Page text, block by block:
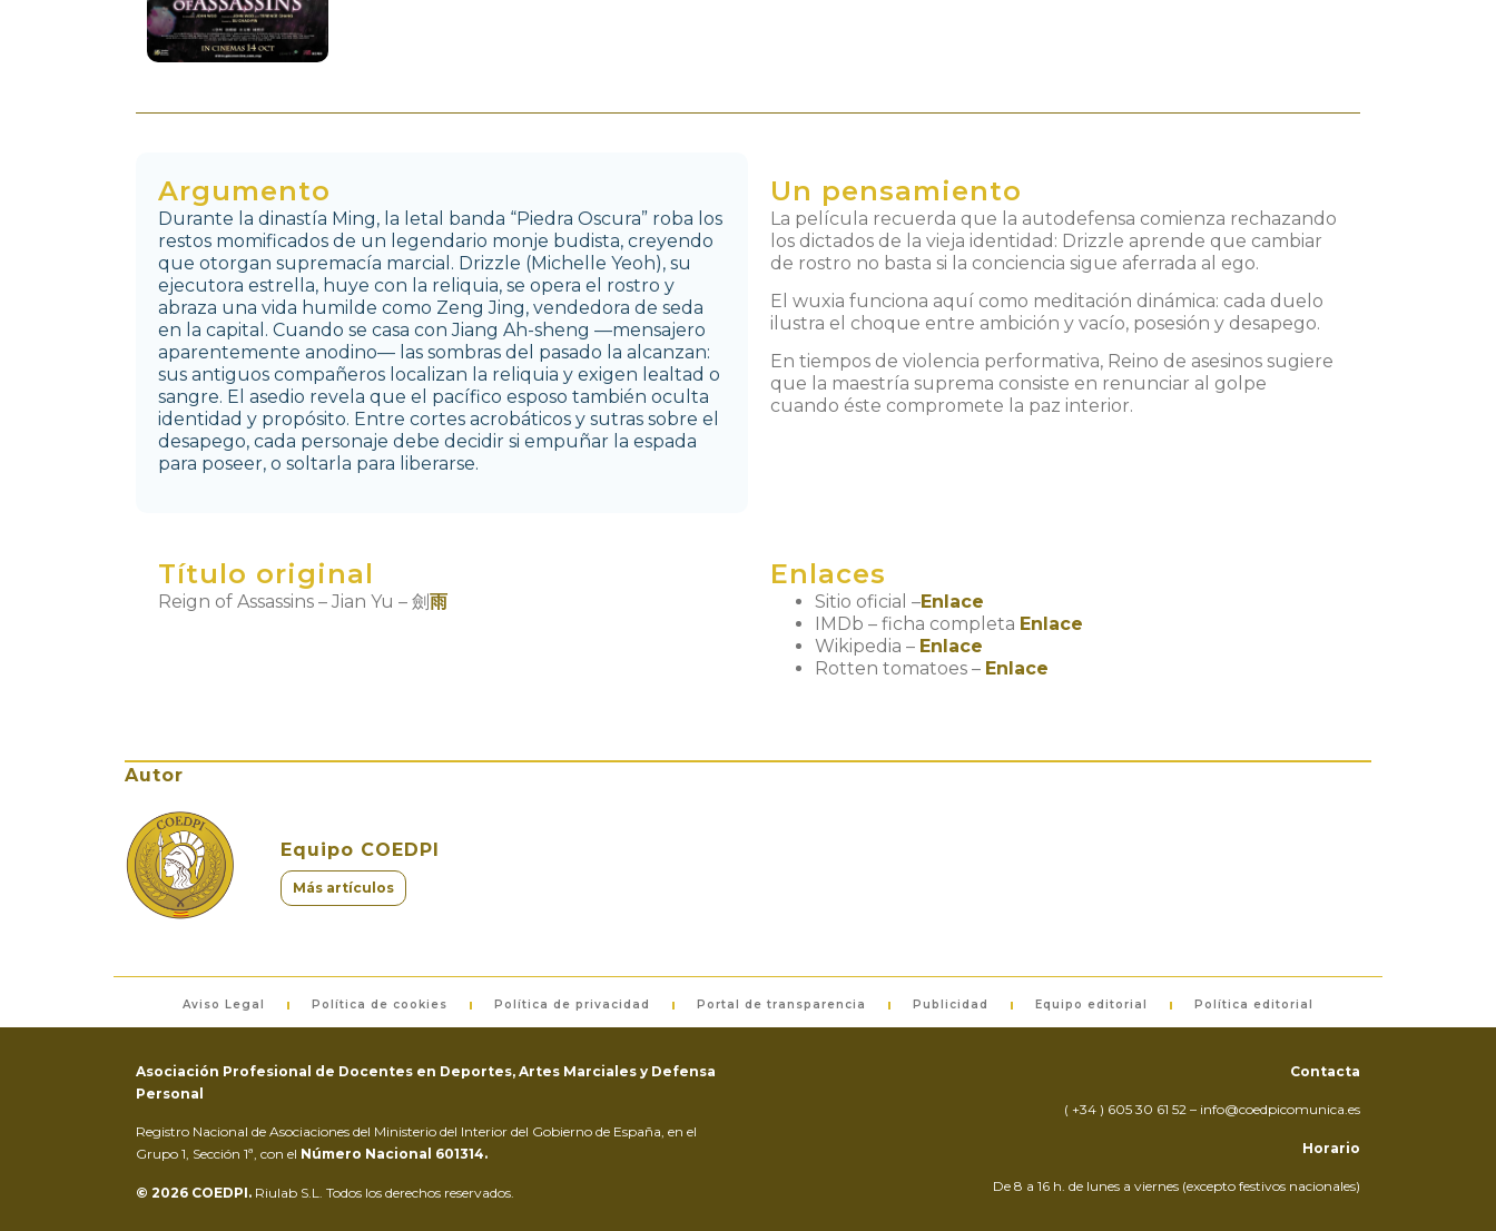
Argumento
Durante la dinastía Ming, la letal banda “Piedra Oscura” roba los
restos momificados de un legendario monje budista, creyendo
que otorgan supremacía marcial. Drizzle (Michelle Yeoh), su
ejecutora estrella, huye con la reliquia, se opera el rostro y
abraza una vida humilde como Zeng Jing, vendedora de seda
en la capital. Cuando se casa con Jiang Ah-sheng —mensajero
aparentemente anodino— las sombras del pasado la alcanzan:
sus antiguos compañeros localizan la reliquia y exigen lealtad o
sangre. El asedio revela que el pacífico esposo también oculta
identidad y propósito. Entre cortes acrobáticos y sutras sobre el
desapego, cada personaje debe decidir si empuñar la espada
para poseer, o soltarla para liberarse.
Un pensamiento
La película recuerda que la autodefensa comienza rechazando
los dictados de la vieja identidad: Drizzle aprende que cambiar
de rostro no basta si la conciencia sigue aferrada al ego.
El wuxia funciona aquí como meditación dinámica: cada duelo
ilustra el choque entre ambición y vacío, posesión y desapego.
En tiempos de violencia performativa, Reino de asesinos sugiere
que la maestría suprema consiste en renunciar al golpe
cuando éste compromete la paz interior.
Título original
Reign of Assassins – Jian Yu – 劍雨
Enlaces
Sitio oficial –Enlace
IMDb – ficha completa Enlace
Wikipedia – Enlace
Rotten tomatoes – Enlace
Autor
Equipo COEDPI
Más artículos
Aviso Legal Política de cookies Política de privacidad Portal de transparencia Publicidad Equipo editorial Política editorial
Asociación Profesional de Docentes en Deportes, Artes Marciales y Defensa
Personal
Registro Nacional de Asociaciones del Ministerio del Interior del Gobierno de España, en el
Grupo 1, Sección 1ª, con el Número Nacional 601314.
© 2026 COEDPI. Riulab S.L. Todos los derechos reservados.
Contacta
( +34 ) 605 30 61 52 – info@coedpicomunica.es
Horario
De 8 a 16 h. de lunes a viernes (excepto festivos nacionales)